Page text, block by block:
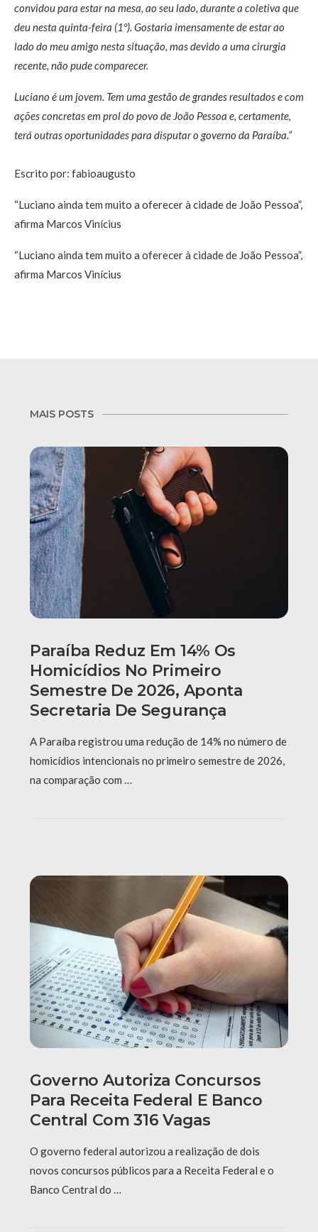
convidou para estar na mesa, ao seu lado, durante a coletiva que
deu nesta quinta-feira (1º). Gostaria imensamente de estar ao
lado do meu amigo nesta situação, mas devido a uma cirurgia
recente, não pude comparecer.
Luciano é um jovem. Tem uma gestão de grandes resultados e com
ações concretas em prol do povo de João Pessoa e, certamente,
terá outras oportunidades para disputar o governo da Paraíba.”
Escrito por: fabioaugusto
“Luciano ainda tem muito a oferecer à cidade de João Pessoa”,
afirma Marcos Vinícius
“Luciano ainda tem muito a oferecer à cidade de João Pessoa”,
afirma Marcos Vinícius
MAIS POSTS
Paraíba Reduz Em 14% Os
Homicídios No Primeiro
Semestre De 2026, Aponta
Secretaria De Segurança
A Paraíba registrou uma redução de 14% no número de
homicídios intencionais no primeiro semestre de 2026,
na comparação com …
Governo Autoriza Concursos
Para Receita Federal E Banco
Central Com 316 Vagas
O governo federal autorizou a realização de dois
novos concursos públicos para a Receita Federal e o
Banco Central do …